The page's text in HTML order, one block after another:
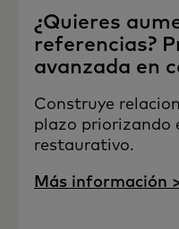
¿Quieres
referencias?
avanzada en
Construye
plazo priorizando
restaurativo.
Más información >